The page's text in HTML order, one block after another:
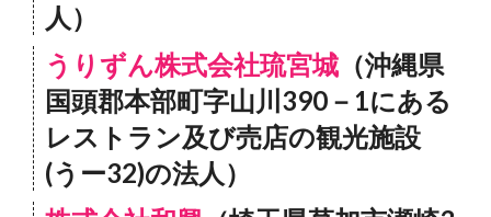
人）
うりずん株式会社琉宮城 （沖縄県
国頭郡本部町字山川390－1にある
レストラン及び売店の観光施設
(うー32)の法人）